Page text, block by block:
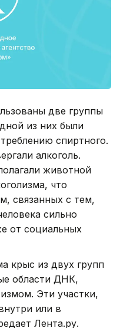
две группы
из них были
спиртного.
алкоголь.
животной
что
связанных с тем,
сильно
от социальных
крыс из двух групп
области ДНК,
Эти участки,
или в
Лента.ру.